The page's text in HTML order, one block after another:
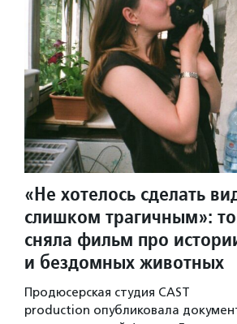
«Не хотелось сделать
слишком трагичным»:
сняла фильм про
и бездомных животных
Продюсерская студия CAST
production опубликовала